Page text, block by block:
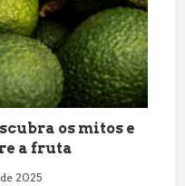
os mitos e
a fruta
2025